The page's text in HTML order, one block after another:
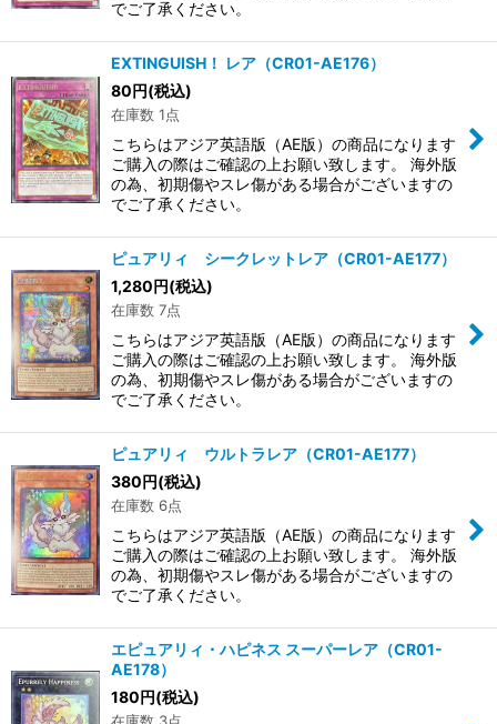
でご了承ください。
EXTINGUISH！ レア（CR01-AE176）
80円(税込)
在庫数 1点
こちらはアジア英語版（AE版）の商品になります
ご購入の際はご確認の上お願い致します。 海外版
の為、初期傷やスレ傷がある場合がございますの
でご了承ください。
ピュアリィ シークレットレア（CR01-AE177）
1,280円(税込)
在庫数 7点
こちらはアジア英語版（AE版）の商品になります
ご購入の際はご確認の上お願い致します。 海外版
の為、初期傷やスレ傷がある場合がございますの
でご了承ください。
ピュアリィ ウルトラレア（CR01-AE177）
380円(税込)
在庫数 6点
こちらはアジア英語版（AE版）の商品になります
ご購入の際はご確認の上お願い致します。 海外版
の為、初期傷やスレ傷がある場合がございますの
でご了承ください。
エピュアリィ・ハピネス スーパーレア（CR01-
AE178）
180円(税込)